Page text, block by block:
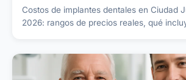
Costos de implantes dentales en Ciudad
2026: rangos de precios reales, qué